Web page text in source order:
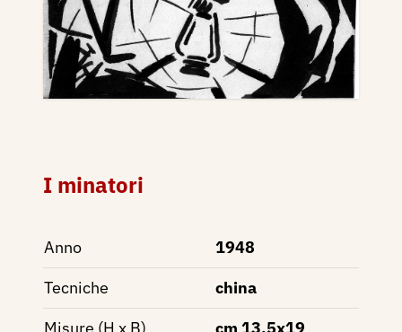
I minatori
Anno
1948
Tecniche
china